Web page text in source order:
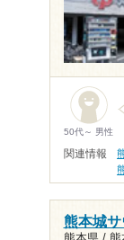
50代～ 男性
関連情報
熊本城サ